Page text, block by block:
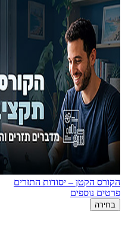
הקורס הקטן – יסודות התזרים
פרטים נוספים
בחירה